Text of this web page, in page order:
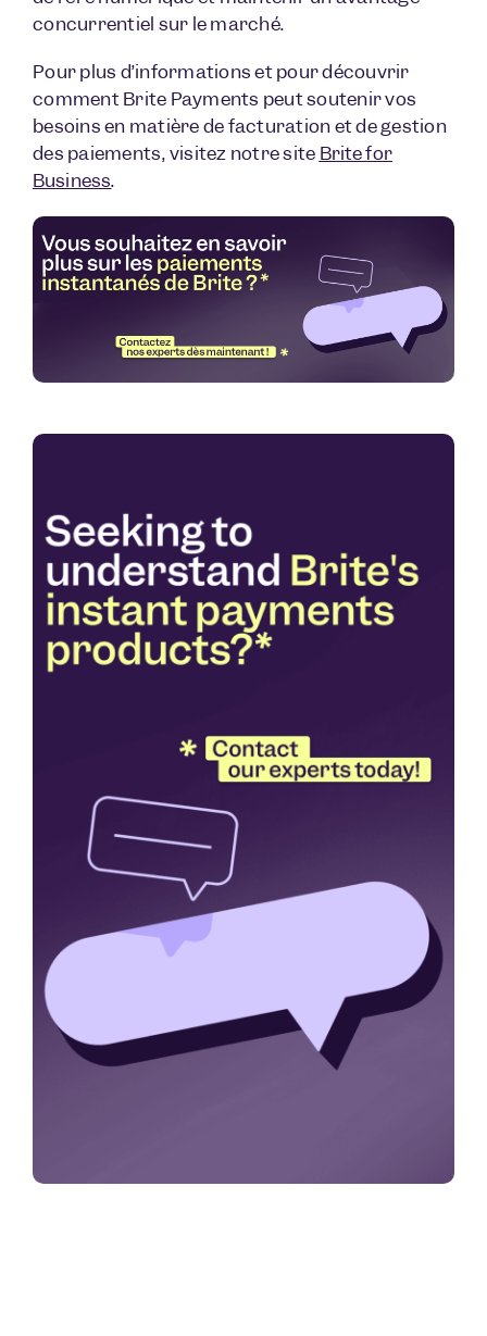
concurrentiel sur le marché.
Pour plus d’informations et pour découvrir
comment Brite Payments peut soutenir vos
besoins en matière de facturation et de gestion
des paiements, visitez notre site Brite for
Business.